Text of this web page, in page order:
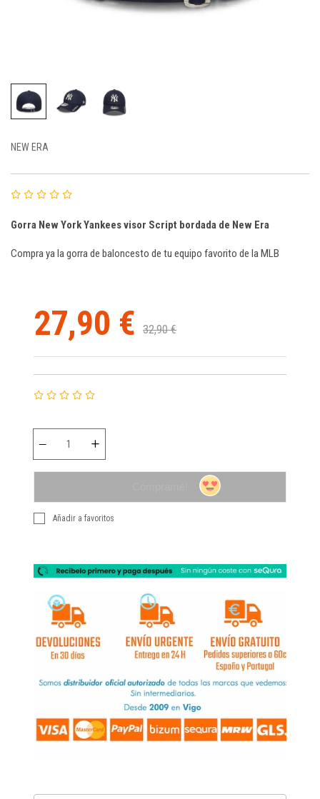
NEW ERA
Gorra New York Yankees visor Script bordada de New Era
Compra ya la gorra de baloncesto de tu equipo favorito de la MLB
27,90 € 32,90 €
Añadir a favoritos